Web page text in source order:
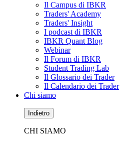
Il Campus di IBKR
Traders' Academy
Traders' Insight
I podcast di IBKR
IBKR Quant Blog
Webinar
Il Forum di IBKR
Student Trading Lab
Il Glossario dei Trader
Il Calendario dei Trader
Chi siamo
Indietro
CHI SIAMO